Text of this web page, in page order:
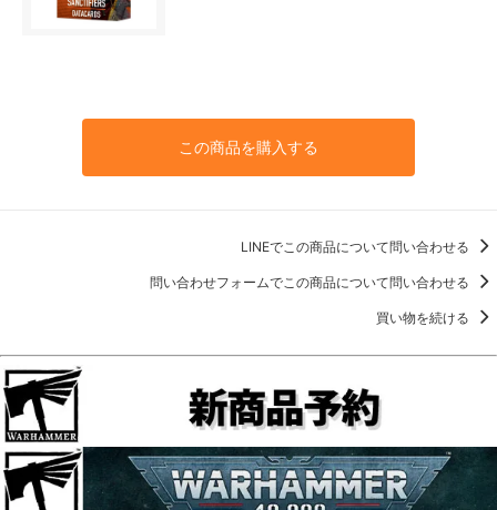
この商品を購入する
LINEでこの商品について問い合わせる
問い合わせフォームでこの商品について問い合わせる
買い物を続ける